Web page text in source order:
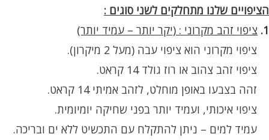
הציפויים שלנו מתחלקים לשני סוגים :
1. ציפוי זהב מקרוני : (יקר יותר – עמיד יותר)
ציפוי מקרוני הוא ציפוי עבה (מעל 2 מיקרון).
ציפוי זהב צהוב או רוז גולד 14 קראט.
זהה בצבעו באופן מוחלט, לזהב אמיתי 14 קראט.
ציפוי איכותי, ועמיד יותר בפני שחיקה יומיומית.
עמיד למים – ניתן להתקלח עם התכשיט ללא ים ובריכה.